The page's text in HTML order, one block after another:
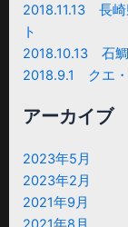
2018.11.13 長
ト
2018.10.13 石
2018.9.1 クエ
アーカイブ
2023年5月
2023年2月
2021年9月